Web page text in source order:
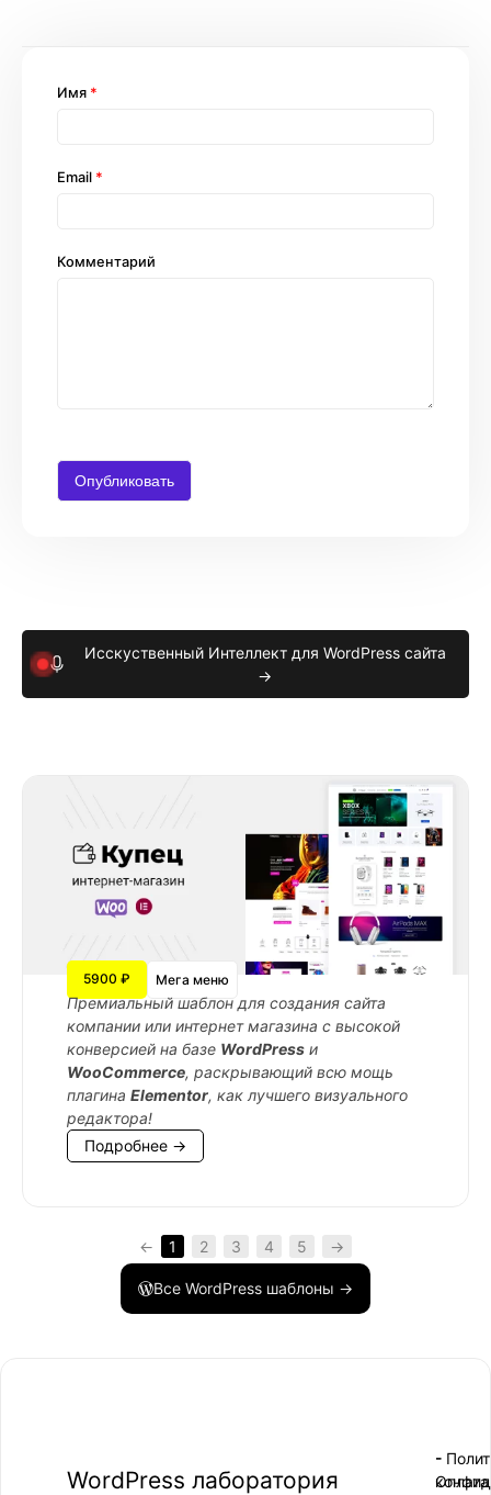
Комментарий
Имя *
Email *
Исскуственный Интеллект для WordPress сайта
→
5900 ₽ Мега меню
Премиальный шаблон для создания сайта
компании или интернет магазина с высокой
конверсией на базе WordPress и
WooCommerce, раскрывающий всю мощь
плагина Elementor, как лучшего визуального
редактора!
Подробнее →
← 1 2 3 4 5 →
Все WordPress шаблоны →
WordPress лаборатория
-
-
Оплата